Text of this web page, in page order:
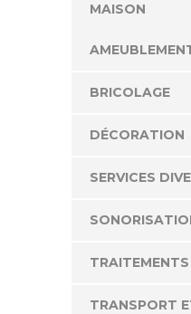
MAISON
BRICOLAGE
DÉCORATION
SERVICES
TRAITEMENTS
TRANSPORT